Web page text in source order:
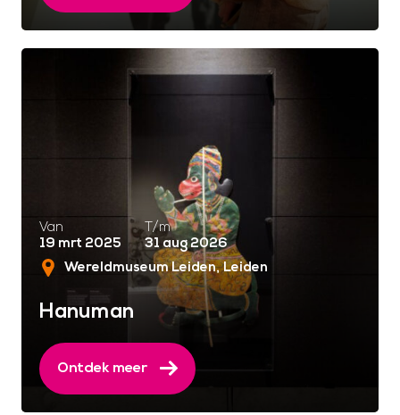
Van
19 mrt 2025
T/m
31 aug 2026
Wereldmuseum Leiden Leiden
Hanuman
Ontdek meer